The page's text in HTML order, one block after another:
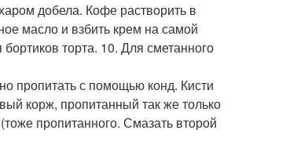
добела. Кофе растворить в
масло и взбить крем на самой
торта. 10. Для сметанного
пропитать с помощью конд. Кисти
корж, пропитанный так же только
пропитанного. Смазать второй